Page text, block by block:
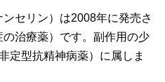
セリン）は2008年に発売さ
治療薬）です。副作用の少
定型抗精神病薬）に属しま